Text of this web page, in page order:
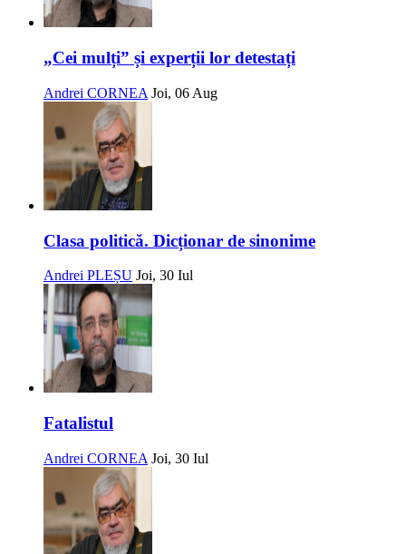
„Cei mulți” și experții lor detestați
Andrei CORNEA Joi, 06 Aug
Clasa politică. Dicționar de sinonime
Andrei PLEȘU Joi, 30 Iul
Fatalistul
Andrei CORNEA Joi, 30 Iul